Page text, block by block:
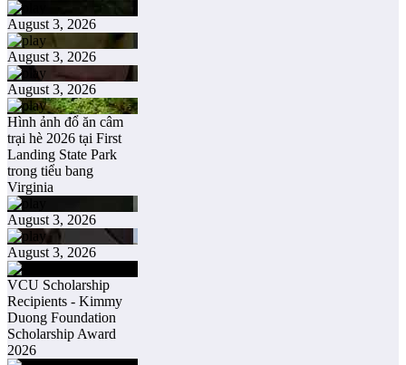
August 3, 2026
August 3, 2026
August 3, 2026
Hình ảnh đổ ăn câm
trại hè 2026 tại First
Landing State Park
trong tiểu bang
Virginia
August 3, 2026
August 3, 2026
VCU Scholarship
Recipients - Kimmy
Duong Foundation
Scholarship Award
2026